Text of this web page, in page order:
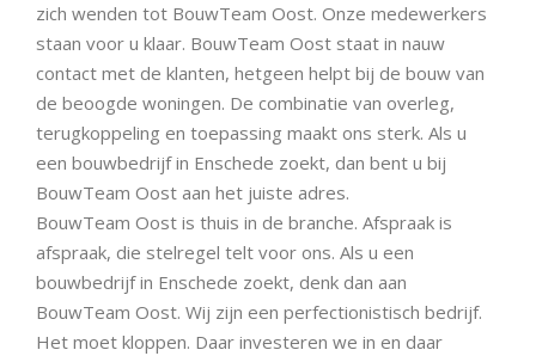
zich wenden tot BouwTeam Oost. Onze medewerkers
staan voor u klaar. BouwTeam Oost staat in nauw
contact met de klanten, hetgeen helpt bij de bouw van
de beoogde woningen. De combinatie van overleg,
terugkoppeling en toepassing maakt ons sterk. Als u
een bouwbedrijf in Enschede zoekt, dan bent u bij
BouwTeam Oost aan het juiste adres.
BouwTeam Oost is thuis in de branche. Afspraak is
afspraak, die stelregel telt voor ons. Als u een
bouwbedrijf in Enschede zoekt, denk dan aan
BouwTeam Oost. Wij zijn een perfectionistisch bedrijf.
Het moet kloppen. Daar investeren we in en daar